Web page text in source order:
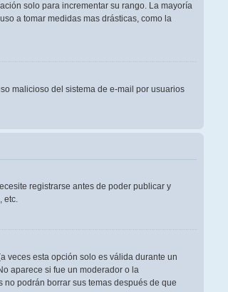
solo para incrementar su rango. La mayoría
a tomar medidas mas drásticas, como la
malicioso del sistema de e-mail por usuarios
registrarse antes de poder publicar y
etc.
veces esta opción solo es válida durante un
aparece si fue un moderador o la
podrán borrar sus temas después de que